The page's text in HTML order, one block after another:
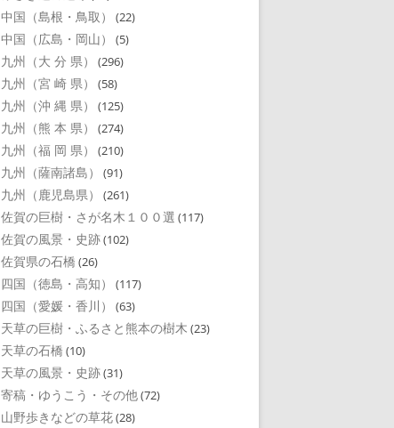
中国（島根・鳥取） (22)
中国（広島・岡山） (5)
九州（大 分 県） (296)
九州（宮 崎 県） (58)
九州（沖 縄 県） (125)
九州（熊 本 県） (274)
九州（福 岡 県） (210)
九州（薩南諸島） (91)
九州（鹿児島県） (261)
佐賀の巨樹・さが名木１００選 (117)
佐賀の風景・史跡(102)
佐賀県の石橋 (26)
四国（徳島・高知） (117)
四国（愛媛・香川） (63)
天草の巨樹・ふるさと熊本の樹木 (23)
天草の石橋 (10)
天草の風景・史跡(31)
寄稿・ゆうこう・その他(72)
山野歩きなどの草花(28)